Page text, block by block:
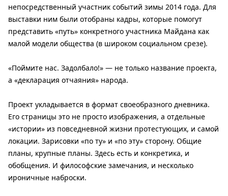
непосредственный участник событий зимы 2014 года. Для
выставки ним были отобраны кадры, которые помогут
представить «путь» конкретного участника Майдана как
малой модели общества (в широком социальном срезе).
«Поймите нас. Задолбало!» — не только название проекта,
а «декларация отчаяния» народа.
Проект укладывается в формат своеобразного дневника.
Его страницы это не просто изображения, а отдельные
«истории» из повседневной жизни протестующих, и самой
локации. Зарисовки «по ту» и «по эту» сторону. Общие
планы, крупные планы. Здесь есть и конкретика, и
обобщения. И философские замечания, и несколько
ироничные наброски.